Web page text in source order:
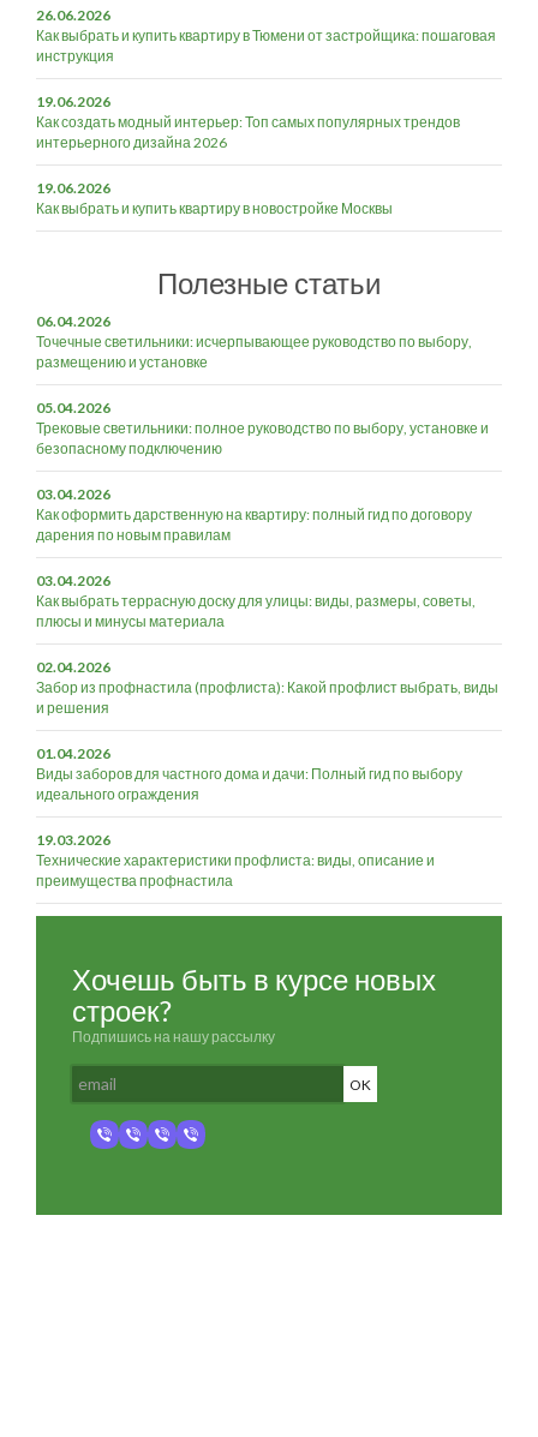
26.06.2026
Как выбрать и купить квартиру в Тюмени от застройщика: пошаговая
инструкция
19.06.2026
Как создать модный интерьер: Топ самых популярных трендов
интерьерного дизайна 2026
19.06.2026
Как выбрать и купить квартиру в новостройке Москвы
Полезные статьи
06.04.2026
Точечные светильники: исчерпывающее руководство по выбору,
размещению и установке
05.04.2026
Трековые светильники: полное руководство по выбору, установке и
безопасному подключению
03.04.2026
Как оформить дарственную на квартиру: полный гид по договору
дарения по новым правилам
03.04.2026
Как выбрать террасную доску для улицы: виды, размеры, советы,
плюсы и минусы материала
02.04.2026
Забор из профнастила (профлиста): Какой профлист выбрать, виды
и решения
01.04.2026
Виды заборов для частного дома и дачи: Полный гид по выбору
идеального ограждения
19.03.2026
Технические характеристики профлиста: виды, описание и
преимущества профнастила
Хочешь быть в курсе новых
строек?
Подпишись на нашу рассылку